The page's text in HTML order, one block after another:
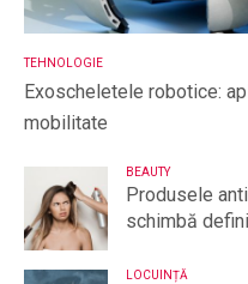
TEHNOLOGIE
Exoscheletele robotice:
mobilitate
BEAUTY
Produsele
schimbă
LOCUINȚĂ